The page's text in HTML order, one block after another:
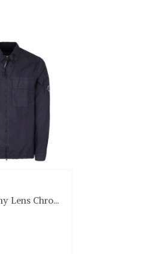
Lens Chro...